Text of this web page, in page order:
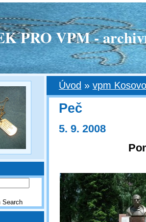
PRO VPM -
Úvod » vpm Kosovo
Peč
5. 9. 2008